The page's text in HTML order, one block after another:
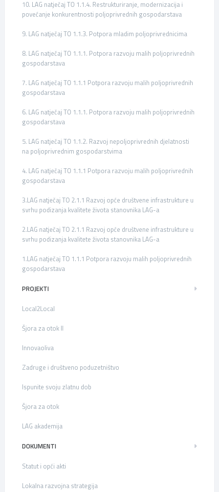
10. LAG natječaj TO 1.1.4. Restrukturiranje, modernizacija i
povećanje konkurentnosti poljoprivrednih gospodarstava
9. LAG natječaj TO 1.1.3. Potpora mladim poljoprivrednicima
8. LAG natječaj TO 1.1.1. Potpora razvoju malih poljoprivrednih
gospodarstava
7. LAG natječaj TO 1.1.1 Potpora razvoju malih poljoprivrednih
gospodarstava
6. LAG natječaj TO 1.1.1. Potpora razvoju malih poljoprivrednih
gospodarstava
5. LAG natječaj TO 1.1.2. Razvoj nepoljoprivrednih djelatnosti
na poljoprivrednim gospodarstvima
4. LAG natječaj TO 1.1.1 Potpora razvoju malih poljoprivrednih
gospodarstava
3.LAG natječaj TO 2.1.1 Razvoj opće društvene infrastrukture u
svrhu podizanja kvalitete života stanovnika LAG-a
2.LAG natječaj TO 2.1.1 Razvoj opće društvene infrastrukture u
svrhu podizanja kvalitete života stanovnika LAG-a
1.LAG natječaj TO 1.1.1 Potpora razvoju malih poljoprivrednih
gospodarstava
PROJEKTI
Local2Local
Šjora za otok II
Innovaoliva
Zadruge i društveno poduzetništvo
Ispunite svoju zlatnu dob
Šjora za otok
LAG akademija
DOKUMENTI
Statut i opći akti
Lokalna razvojna strategija